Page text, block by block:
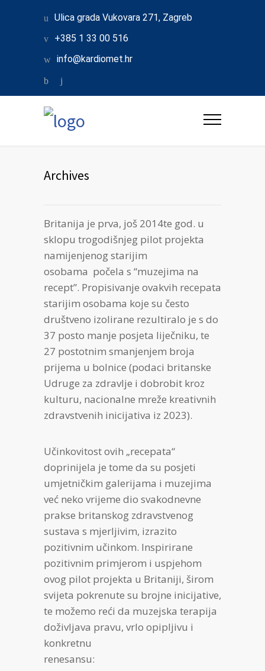
Ulica grada Vukovara 271, Zagreb
+385 1 33 00 516
info@kardiomet.hr
Archives
Britanija je prva, još 2014te god. u
sklopu trogodišnjeg pilot projekta
namijenjenog starijim
osobama počela s “muzejima na
recept”. Propisivanje ovakvih recepata
starijim osobama koje su često
društveno izolirane rezultiralo je s do
37 posto manje posjeta liječniku, te
27 postotnim smanjenjem broja
prijema u bolnice (podaci britanske
Udruge za zdravlje i dobrobit kroz
kulturu, nacionalne mreže kreativnih
zdravstvenih inicijativa iz 2023).
Učinkovitost ovih „recepata“
doprinijela je tome da su posjeti
umjetničkim galerijama i muzejima
već neko vrijeme dio svakodnevne
prakse britanskog zdravstvenog
sustava s mjerljivim, izrazito
pozitivnim učinkom. Inspirirane
pozitivnim primjerom i uspjehom
ovog pilot projekta u Britaniji, širom
svijeta pokrenute su brojne inicijative,
te možemo reći da muzejska terapija
doživljava pravu, vrlo opipljivu i
konkretnu
renesansu: